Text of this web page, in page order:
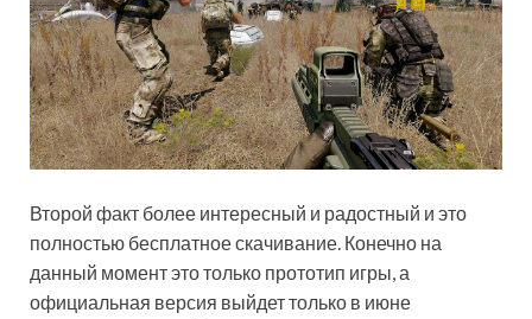
Второй факт более интересный и радостный и это
полностью бесплатное скачивание. Конечно на
данный момент это только прототип игры, а
официальная версия выйдет только в июне